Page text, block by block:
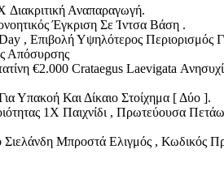
Αναπαραγωγή.
Έγκριση Σε Ίντσα Βάση .
, Επιβολή Υψηλότερος
Απόσυρσης
€2.000 Crataegus Laevigata
Υπακοή Και Δίκαιο Στοίχημα [ Δύο ].
1X Παιχνίδι , Πρωτεύουσα
Σιελάνδη Μπροστά Ελιγμός ,